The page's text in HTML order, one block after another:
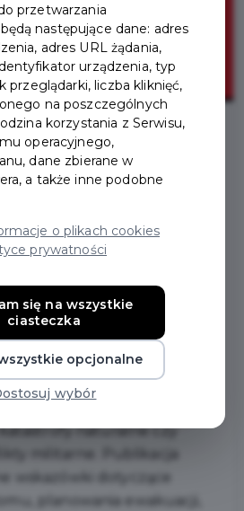
się z rządowym
który w
przedstawia, jak
i swoich bliskich na różnego
naturalne czy
wskazówki dotyczące
planowania ewakuacji,
przetwarzania
następujące dane: adres
adres URL żądania,
urządzenia, typ
przeglądarki, liczba kliknięć,
na poszczególnych
korzystania z Serwisu,
operacyjnego,
dane zbierane w
a także inne podobne
o plikach cookies
prywatności
się na wszystkie
ciasteczka
opcjonalne
wybór